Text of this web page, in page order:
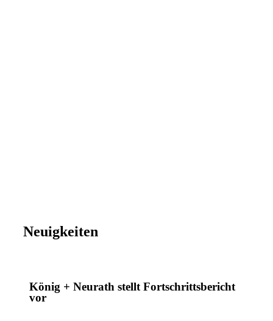
Neuigkeiten
König + Neurath stellt Fortschrittsbericht
vor